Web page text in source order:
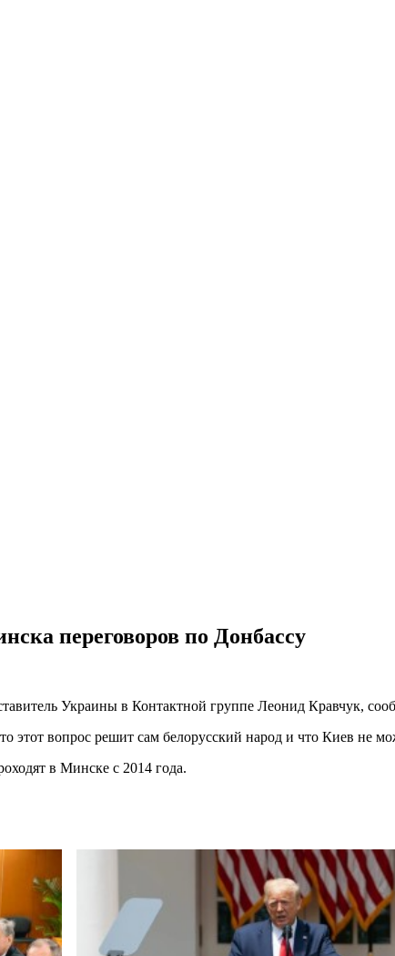
переговоров по Донбассу
Украины в Контактной группе Леонид Кравчук,
этот вопрос решит сам белорусский народ и что Киев не
в Минске с 2014 года.